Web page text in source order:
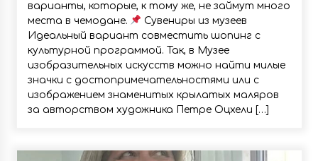
варианты, которые, к тому же, не займут много
места в чемодане.
Сувениры из музеев
Идеальный вариант совместить шопинг с
культурной программой. Так, в Музее
изобразительных искусств можно найти милые
значки с достопримечательностями или с
изображением знаменитых крылатых маляров
за авторством художника Петре Оцхели […]